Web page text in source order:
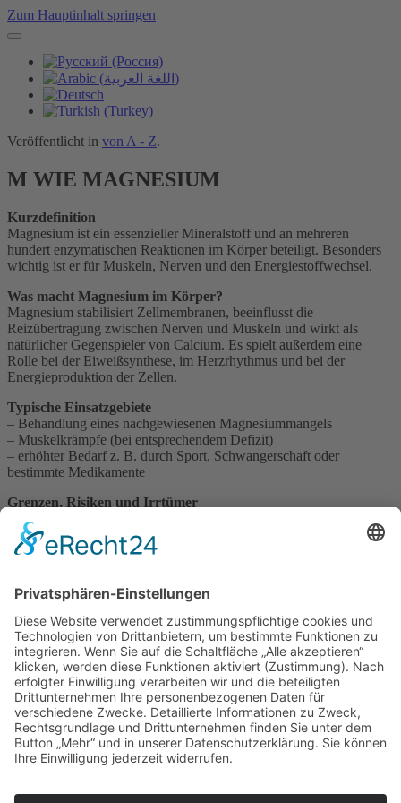
Zum Hauptinhalt springen
Veröffentlicht in von A - Z.
M WIE MAGNESIUM
Kurzdefinition
Magnesium ist ein essenzieller Mineralstoff und an mehreren
hundert enzymatischen Reaktionen im Körper beteiligt. Besonders
wichtig ist er für Muskeln, Nerven und den Energiestoffwechsel.
Was macht Magnesium im Körper?
Magnesium stabilisiert Zellmembranen, beeinflusst die
Reizübertragung zwischen Nerven und Muskeln und wirkt als
natürlicher Gegenspieler von Calcium. Es spielt außerdem eine
Rolle bei der Eiweißsynthese, im Herzrhythmus und bei der
Energieproduktion der Zellen.
Typische Einsatzgebiete
– Behandlung eines nachgewiesenen Magnesiummangels
– Muskelkrämpfe (bei entsprechendem Defizit)
– erhöhter Bedarf z. B. durch Sport, Schwangerschaft oder
bestimmte Medikamente
Grenzen, Risiken und Irrtümer
Zu hohe Magnesiumzufuhr kann Durchfall verursachen.
Ein häufiger Irrtum: Magnesium helfe gegen jede Art von
Muskelkrampf – tatsächlich ist nicht jeder Krampf auf
Apotheker-Einordnung
Magnesium ist sinnvoll bei echtem Mangel oder erhöhtem Bedarf.
Pauschale Dauer-Supplementierung ohne Anlass bringt meist keinen
Vorteil.
Impressum
Datenschutzerklärung
Sitemap
Login
Apotheken-Bloggen
einetoolboxx-mediaWebsite